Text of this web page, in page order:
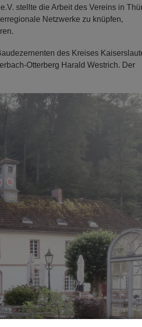
stellte die Arbeit des Vereins in
Netzwerke zu knüpfen,
des Kreises
Otterberg Harald Westrich. Der